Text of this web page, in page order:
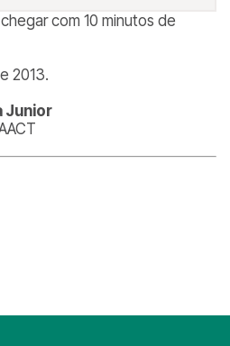
com 10 minutos de
2013.
Junior